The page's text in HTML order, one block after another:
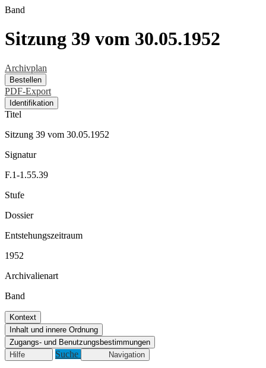
Band
Sitzung 39 vom 30.05.1952
Archivplan
Bestellen
PDF-Export
Identifikation
Titel
Sitzung 39 vom 30.05.1952
Signatur
F.1-1.55.39
Stufe
Dossier
Entstehungszeitraum
1952
Archivalienart
Band
Kontext
Inhalt und innere Ordnung
Zugangs- und Benutzungsbestimmungen
Hilfe
Suche Navigation